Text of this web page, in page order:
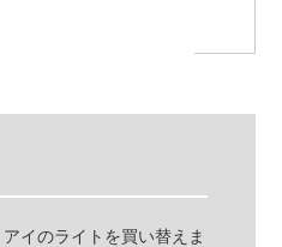
アイのライトを買い替えま